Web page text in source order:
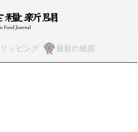
ッピング 最新の紙面